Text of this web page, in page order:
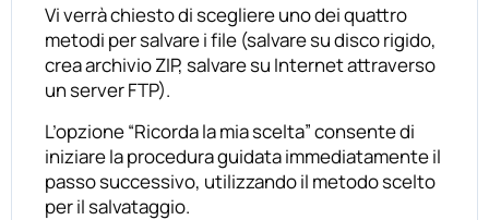
Vi verrà chiesto di scegliere uno dei quattro
metodi per salvare i file (salvare su disco rigido,
crea archivio ZIP, salvare su Internet attraverso
un server FTP).
L’opzione “Ricorda la mia scelta” consente di
iniziare la procedura guidata immediatamente il
passo successivo, utilizzando il metodo scelto
per il salvataggio.